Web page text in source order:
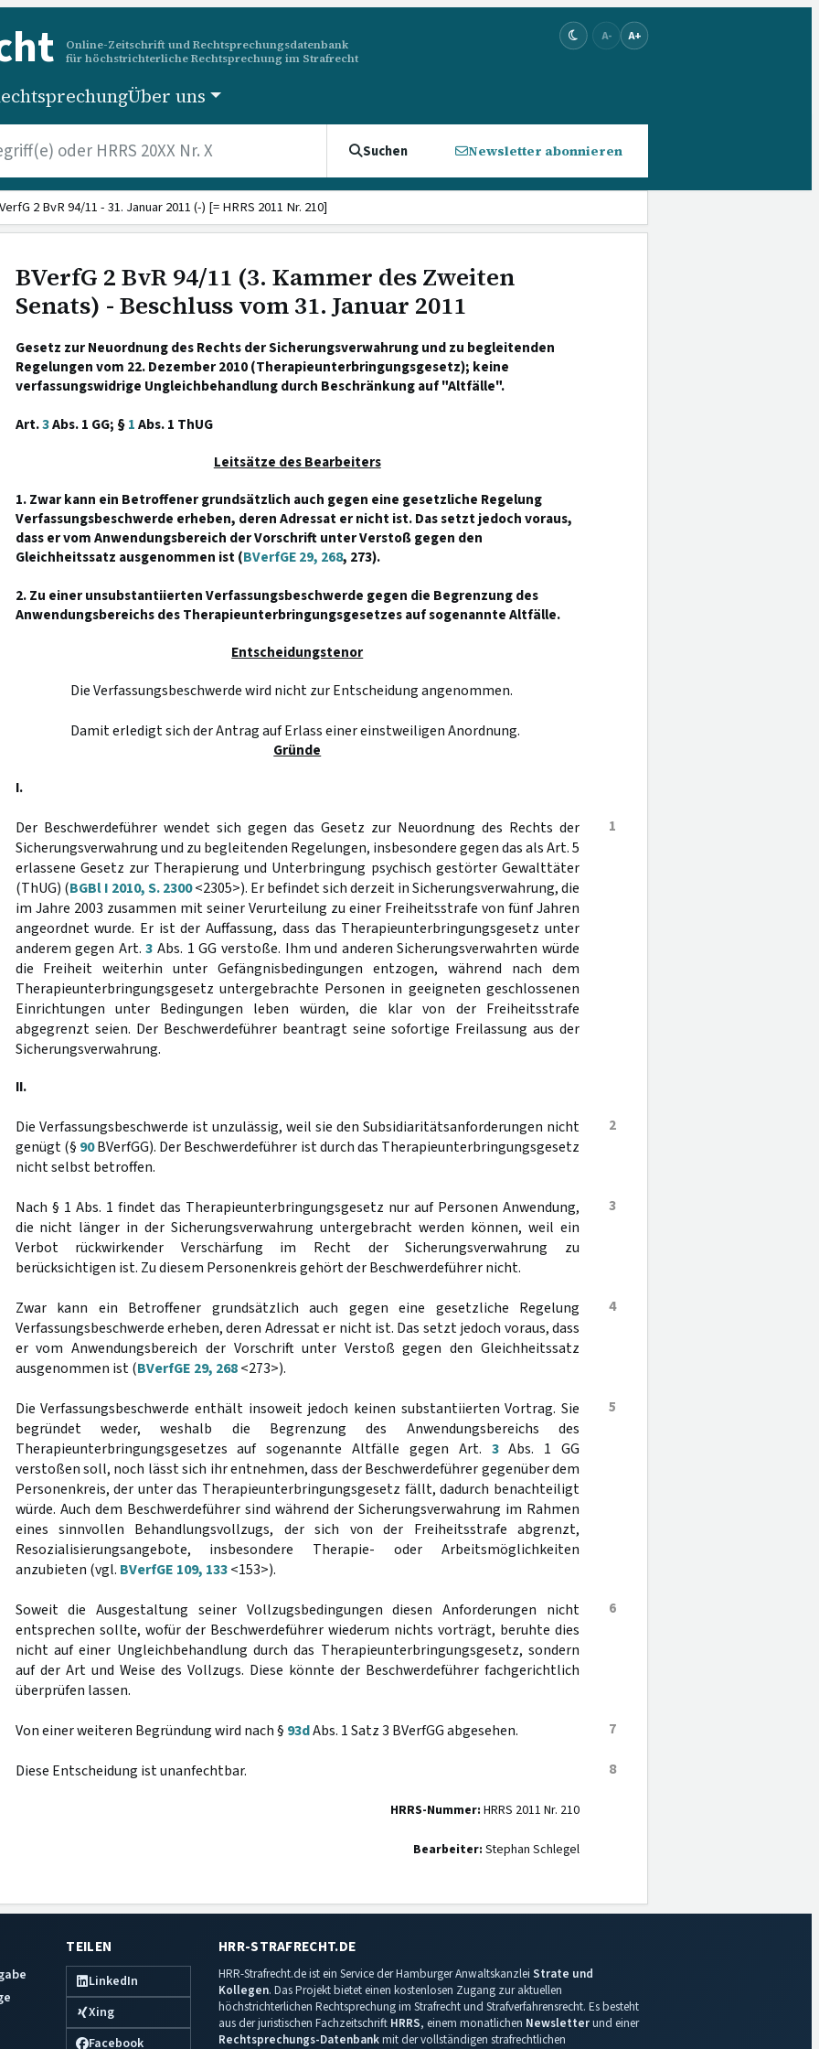
Online-Zeitschrift und Rechtsprechungsdatenbank
für höchstrichterliche Rechtsprechung im Strafrecht
A- A+
Über uns
Suchen Newsletter abonnieren
2 BvR 94/11 - 31. Januar 2011 (-) [= HRRS 2011 Nr. 210]
BVerfG 2 BvR 94/11 (3. Kammer des Zweiten
Senats) - Beschluss vom 31. Januar 2011
Gesetz zur Neuordnung des Rechts der Sicherungsverwahrung und zu begleitenden
Regelungen vom 22. Dezember 2010 (Therapieunterbringungsgesetz); keine
verfassungswidrige Ungleichbehandlung durch Beschränkung auf "Altfälle".
Art.3Abs. 1 GG; §1Abs. 1 ThUG
Leitsätze des Bearbeiters
1. Zwar kann ein Betroffener grundsätzlich auch gegen eine gesetzliche Regelung
Verfassungsbeschwerde erheben, deren Adressat er nicht ist. Das setzt jedoch voraus,
dass er vom Anwendungsbereich der Vorschrift unter Verstoß gegen den
Gleichheitssatz ausgenommen ist (BVerfGE 29, 268, 273).
2. Zu einer unsubstantiierten Verfassungsbeschwerde gegen die Begrenzung des
Anwendungsbereichs des Therapieunterbringungsgesetzes auf sogenannte Altfälle.
Entscheidungstenor
Die Verfassungsbeschwerde wird nicht zur Entscheidung angenommen.
Damit erledigt sich der Antrag auf Erlass einer einstweiligen Anordnung.
Gründe
I.
1
Der Beschwerdeführer wendet sich gegen das Gesetz zur Neuordnung des Rechts der
Sicherungsverwahrung und zu begleitenden Regelungen, insbesondere gegen das als Art. 5
erlassene Gesetz zur Therapierung und Unterbringung psychisch gestörter Gewalttäter
(ThUG) (BGBl I 2010, S. 2300<2305>). Er befindet sich derzeit in Sicherungsverwahrung, die
im Jahre 2003 zusammen mit seiner Verurteilung zu einer Freiheitsstrafe von fünf Jahren
angeordnet wurde. Er ist der Auffassung, dass das Therapieunterbringungsgesetz unter
anderem gegen Art.3 Abs. 1 GG verstoße. Ihm und anderen Sicherungsverwahrten würde
die Freiheit weiterhin unter Gefängnisbedingungen entzogen, während nach dem
Therapieunterbringungsgesetz untergebrachte Personen in geeigneten geschlossenen
Einrichtungen unter Bedingungen leben würden, die klar von der Freiheitsstrafe
abgegrenzt seien. Der Beschwerdeführer beantragt seine sofortige Freilassung aus der
Sicherungsverwahrung.
II.
2
Die Verfassungsbeschwerde ist unzulässig, weil sie den Subsidiaritätsanforderungen nicht
genügt (§ 90BVerfGG). Der Beschwerdeführer ist durch das Therapieunterbringungsgesetz
nicht selbst betroffen.
3
Nach § 1 Abs. 1 findet das Therapieunterbringungsgesetz nur auf Personen Anwendung,
die nicht länger in der Sicherungsverwahrung untergebracht werden können, weil ein
Verbot rückwirkender Verschärfung im Recht der Sicherungsverwahrung zu
berücksichtigen ist. Zu diesem Personenkreis gehört der Beschwerdeführer nicht.
4
Zwar kann ein Betroffener grundsätzlich auch gegen eine gesetzliche Regelung
Verfassungsbeschwerde erheben, deren Adressat er nicht ist. Das setzt jedoch voraus, dass
er vom Anwendungsbereich der Vorschrift unter Verstoß gegen den Gleichheitssatz
ausgenommen ist (BVerfGE 29, 268<273>).
5
Die Verfassungsbeschwerde enthält insoweit jedoch keinen substantiierten Vortrag. Sie
begründet weder, weshalb die Begrenzung des Anwendungsbereichs des
Therapieunterbringungsgesetzes auf sogenannte Altfälle gegen Art. 3Abs. 1 GG
verstoßen soll, noch lässt sich ihr entnehmen, dass der Beschwerdeführer gegenüber dem
Personenkreis, der unter das Therapieunterbringungsgesetz fällt, dadurch benachteiligt
würde. Auch dem Beschwerdeführer sind während der Sicherungsverwahrung im Rahmen
eines sinnvollen Behandlungsvollzugs, der sich von der Freiheitsstrafe abgrenzt,
Resozialisierungsangebote, insbesondere Therapie- oder Arbeitsmöglichkeiten
anzubieten (vgl. BVerfGE 109, 133<153>).
6
Soweit die Ausgestaltung seiner Vollzugsbedingungen diesen Anforderungen nicht
entsprechen sollte, wofür der Beschwerdeführer wiederum nichts vorträgt, beruhte dies
nicht auf einer Ungleichbehandlung durch das Therapieunterbringungsgesetz, sondern
auf der Art und Weise des Vollzugs. Diese könnte der Beschwerdeführer fachgerichtlich
überprüfen lassen.
7
Von einer weiteren Begründung wird nach § 93dAbs. 1 Satz 3 BVerfGG abgesehen.
8
Diese Entscheidung ist unanfechtbar.
HRRS-Nummer: HRRS 2011 Nr. 210
Bearbeiter: Stephan Schlegel
TEILEN
LinkedIn
Xing
Facebook
HRR-STRAFRECHT.DE
HRR-Strafrecht.de ist ein Service der Hamburger Anwaltskanzlei Strate und
Kollegen. Das Projekt bietet einen kostenlosen Zugang zur aktuellen
höchstrichterlichen Rechtsprechung im Strafrecht und Strafverfahrensrecht. Es besteht
aus der juristischen Fachzeitschrift HRRS, einem monatlichen Newsletterund einer
Rechtsprechungs-Datenbankmit der vollständigen strafrechtlichen